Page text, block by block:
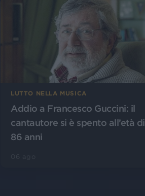
LUTTO NELLA MUSICA
Addio a Francesco Guccini: il
cantautore si è spento all’età di
86 anni